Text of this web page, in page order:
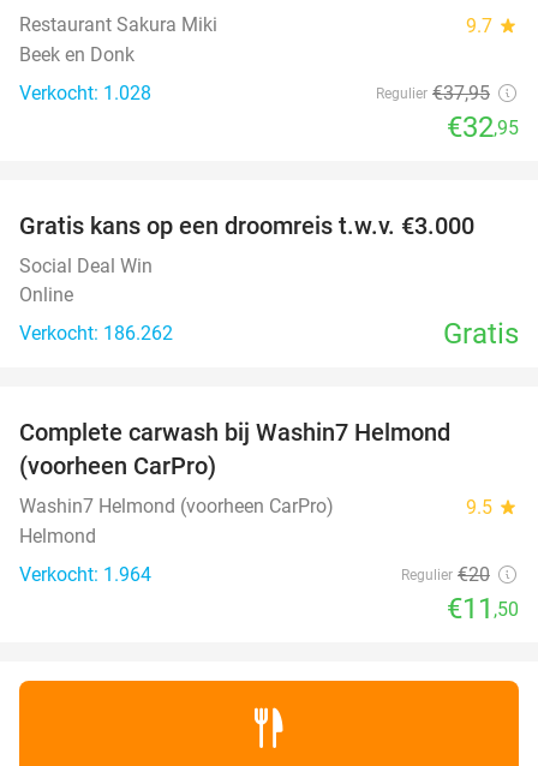
Restaurant Sakura Miki 9.7 star
Beek en Donk
Verkocht: 1.028
Regulier €37,95
€32,95
Gratis kans op een droomreis t.w.v. €3.000
Social Deal Win
Online
Verkocht: 186.262
Gratis
Complete carwash bij Washin7 Helmond
(voorheen CarPro)
Washin7 Helmond (voorheen CarPro) 9.5 star
Helmond
Verkocht: 1.964
Regulier €20
€11 ,50